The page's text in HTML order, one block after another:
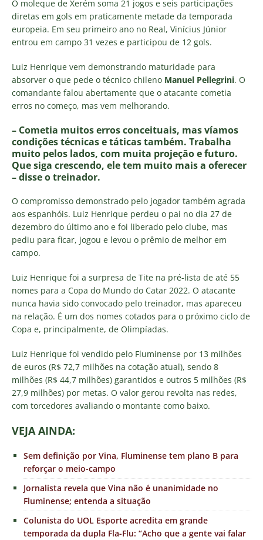
O moleque de Xerém soma 21 jogos e seis participações
diretas em gols em praticamente metade da temporada
europeia. Em seu primeiro ano no Real, Vinícius Júnior
entrou em campo 31 vezes e participou de 12 gols.
Luiz Henrique vem demonstrando maturidade para
absorver o que pede o técnico chileno Manuel Pellegrini. O
comandante falou abertamente que o atacante cometia
erros no começo, mas vem melhorando.
– Cometia muitos erros conceituais, mas víamos
condições técnicas e táticas também. Trabalha
muito pelos lados, com muita projeção e futuro.
Que siga crescendo, ele tem muito mais a oferecer
– disse o treinador.
O compromisso demonstrado pelo jogador também agrada
aos espanhóis. Luiz Henrique perdeu o pai no dia 27 de
dezembro do último ano e foi liberado pelo clube, mas
pediu para ficar, jogou e levou o prêmio de melhor em
campo.
Luiz Henrique foi a surpresa de Tite na pré-lista de até 55
nomes para a Copa do Mundo do Catar 2022. O atacante
nunca havia sido convocado pelo treinador, mas apareceu
na relação. É um dos nomes cotados para o próximo ciclo de
Copa e, principalmente, de Olimpíadas.
Luiz Henrique foi vendido pelo Fluminense por 13 milhões
de euros (R$ 72,7 milhões na cotação atual), sendo 8
milhões (R$ 44,7 milhões) garantidos e outros 5 milhões (R$
27,9 milhões) por metas. O valor gerou revolta nas redes,
com torcedores avaliando o montante como baixo.
VEJA AINDA:
Sem definição por Vina, Fluminense tem plano B para
reforçar o meio-campo
Jornalista revela que Vina não é unanimidade no
Fluminense; entenda a situação
Colunista do UOL Esporte acredita em grande
temporada da dupla Fla-Flu: “Acho que a gente vai falar